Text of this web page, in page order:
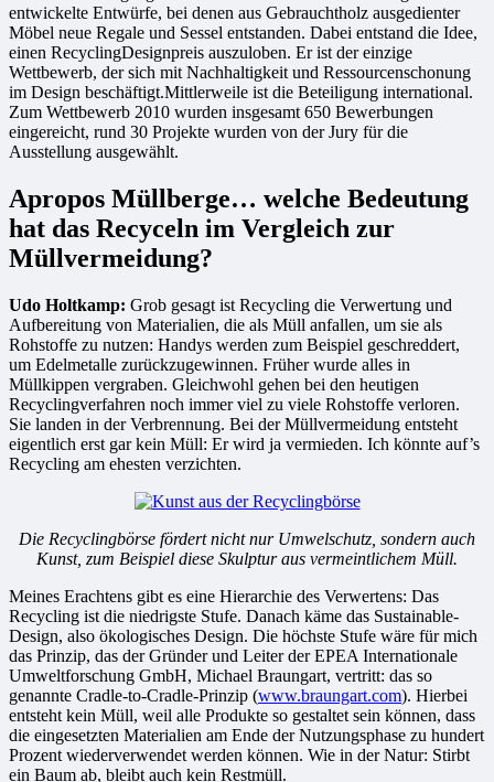
entwickelte Entwürfe, bei denen aus Gebrauchtholz ausgedienter
Möbel neue Regale und Sessel entstanden. Dabei entstand die Idee,
einen RecyclingDesignpreis auszuloben. Er ist der einzige
Wettbewerb, der sich mit Nachhaltigkeit und Ressourcenschonung
im Design beschäftigt.Mittlerweile ist die Beteiligung international.
Zum Wettbewerb 2010 wurden insgesamt 650 Bewerbungen
eingereicht, rund 30 Projekte wurden von der Jury für die
Ausstellung ausgewählt.
Apropos Müllberge… welche Bedeutung
hat das Recyceln im Vergleich zur
Müllvermeidung?
Udo Holtkamp: Grob gesagt ist Recycling die Verwertung und
Aufbereitung von Materialien, die als Müll anfallen, um sie als
Rohstoffe zu nutzen: Handys werden zum Beispiel geschreddert,
um Edelmetalle zurückzugewinnen. Früher wurde alles in
Müllkippen vergraben. Gleichwohl gehen bei den heutigen
Recyclingverfahren noch immer viel zu viele Rohstoffe verloren.
Sie landen in der Verbrennung. Bei der Müllvermeidung entsteht
eigentlich erst gar kein Müll: Er wird ja vermieden. Ich könnte auf’s
Recycling am ehesten verzichten.
Die Recyclingbörse fördert nicht nur Umwelschutz, sondern auch
Kunst, zum Beispiel diese Skulptur aus vermeintlichem Müll.
Meines Erachtens gibt es eine Hierarchie des Verwertens: Das
Recycling ist die niedrigste Stufe. Danach käme das Sustainable-
Design, also ökologisches Design. Die höchste Stufe wäre für mich
das Prinzip, das der Gründer und Leiter der EPEA Internationale
Umweltforschung GmbH, Michael Braungart, vertritt: das so
genannte Cradle-to-Cradle-Prinzip (www.braungart.com). Hierbei
entsteht kein Müll, weil alle Produkte so gestaltet sein können, dass
die eingesetzten Materialien am Ende der Nutzungsphase zu hundert
Prozent wiederverwendet werden können. Wie in der Natur: Stirbt
ein Baum ab, bleibt auch kein Restmüll.